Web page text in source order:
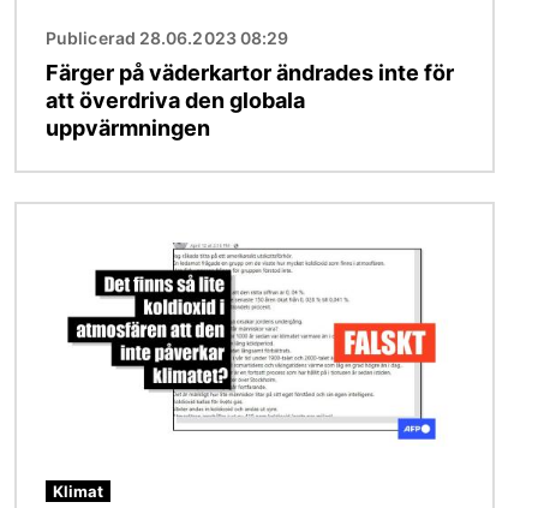
Publicerad 28.06.2023 08:29
Färger på väderkartor ändrades inte för
att överdriva den globala
uppvärmningen
Klimat